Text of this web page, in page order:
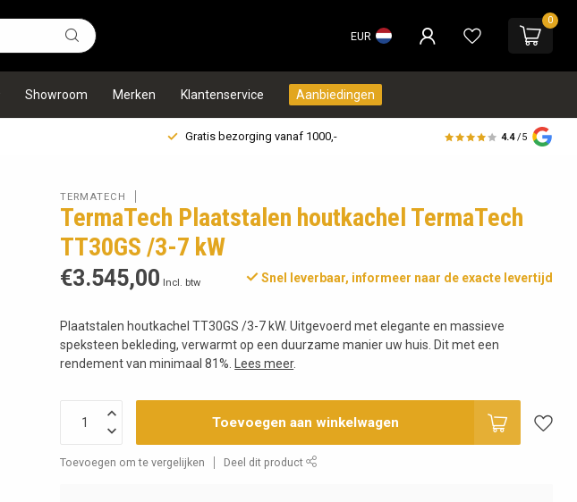
EUR
0
Showroom Merken Klantenservice Aanbiedingen
Gratis bezorging vanaf 1000,- 4.4 /5
TERMATECH
TermaTech Plaatstalen houtkachel TermaTech
TT30GS /3-7 kW
€3.545,00 Incl. btw Snel leverbaar, informeer naar de exacte levertijd
Plaatstalen houtkachel TT30GS /3-7 kW. Uitgevoerd met elegante en massieve
speksteen bekleding, verwarmt op een duurzame manier uw huis. Dit met een
rendement van minimaal 81%.
Lees meer.
Toevoegen aan winkelwagen
Toevoegen om te vergelijken Deel dit product